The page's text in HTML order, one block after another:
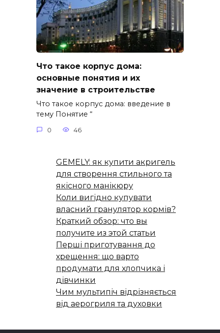
Что такое корпус дома:
основные понятия и их
значение в строительстве
Что такое корпус дома: введение в
тему Понятие “
0 46
GEMELY: як купити акригель
для створення стильного та
якісного манікюру
Коли вигідно купувати
власний гранулятор кормів?
Краткий обзор: что вы
получите из этой статьи
Перші приготування до
хрещення: що варто
продумати для хлопчика і
дівчинки
Чим мультипіч відрізняється
від аерогриля та духовки